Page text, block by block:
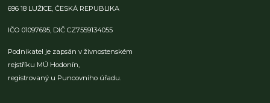
696 18 LUŽICE,ČESKÁ REPUBLIKA
IČO 01097695, DIČ CZ7559134055
Podnikatel je zapsán v živnostenském
rejstříku MÚ Hodonín,
registrovaný u Puncovního úřadu.